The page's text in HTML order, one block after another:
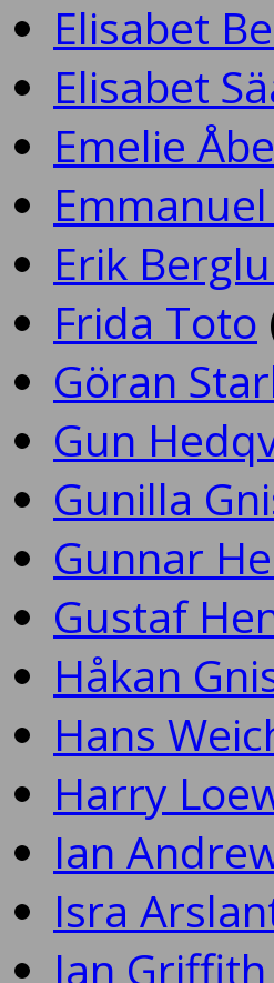
Elisabet
Elisabet
Emelie
Erik
Frida Toto
Göran
Gun
Gunilla
Gunnar
Gustaf
Håkan
Hans
Harry
Ian
Isra
Jan Griffith